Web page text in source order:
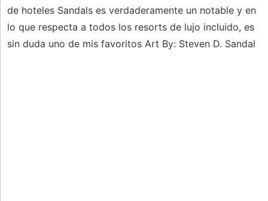
de hoteles Sandals es verdaderamente un notable y en
lo que respecta a todos los resorts de lujo incluido, es
sin duda uno de mis favoritos Art By: Steven D. Sandal